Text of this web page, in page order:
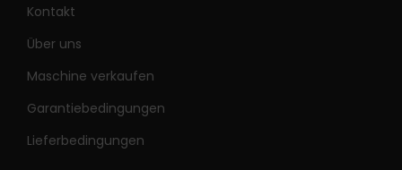
Kontakt
Über uns
Maschine verkaufen
Garantiebedingungen
Lieferbedingungen